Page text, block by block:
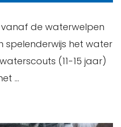
de waterwelpen
spelenderwijs het water
(11-15 jaar)
…